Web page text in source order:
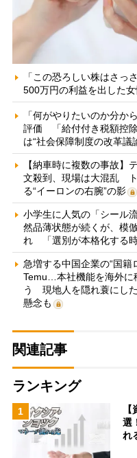
「この恐ろしい株はさ
500万円の利益を出した女
「何がやりたいのか分か
評価 「給付付き税額控
は“社会保障制度の改革議
【納車時に複数の事故】
文殺到、現場は大混乱
る“イーロンの右腕”の影
小学生に人気の「シール
然品薄状態が続くが、模
れ 「選別が本格化する時
急増する中国企業の“国籍
Temu…本社機能を海外に
う 現地人を隠れ蓑にし
懸念も
関連記事
ランキング
1
選
れ